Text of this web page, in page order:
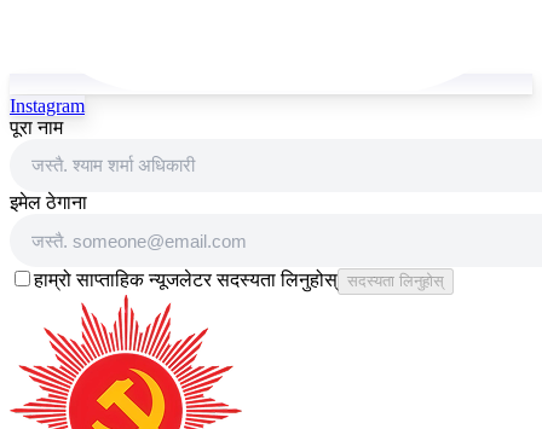
Instagram
पूरा नाम
इमेल ठेगाना
हाम्रो साप्ताहिक न्यूजलेटर सदस्यता लिनुहोस् सदस्यता लिनुहोस्